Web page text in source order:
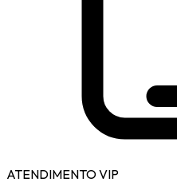
ATENDIMENTO VIP